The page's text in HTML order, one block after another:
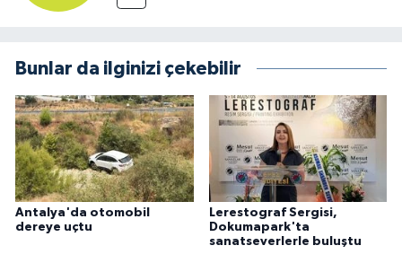
Bunlar da ilginizi çekebilir
Antalya'da otomobil
dereye uçtu
Lerestograf Sergisi,
Dokumapark'ta
sanatseverlerle buluştu